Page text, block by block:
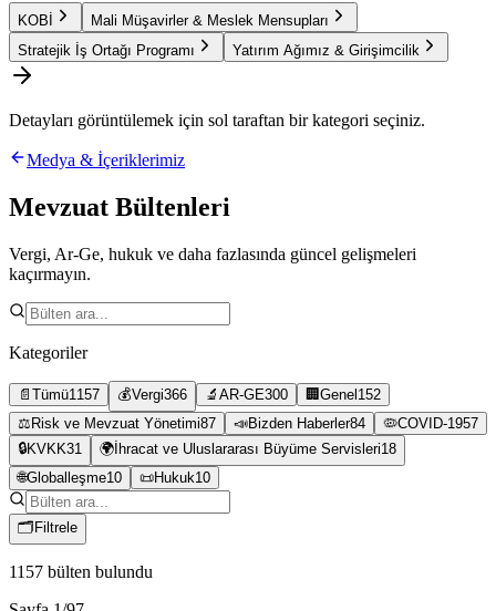
KOBİ
Mali Müşavirler & Meslek Mensupları
Stratejik İş Ortağı Programı
Yatırım Ağımız & Girişimcilik
Detayları görüntülemek için sol taraftan bir kategori seçiniz.
Medya & İçeriklerimiz
Mevzuat Bültenleri
Vergi, Ar-Ge, hukuk ve daha fazlasında güncel gelişmeleri
kaçırmayın.
Kategoriler
📄 Tümü1157 💰Vergi366 🔬 AR-GE300 🏢 Genel 152
⚖️ Risk ve Mevzuat Yönetimi87 📣Bizden Haberler84 🦠COVID-1957
🔒KVKK31 🌍 İhracat ve Uluslararası Büyüme Servisleri18
🌐Globalleşme10 📜Hukuk10
🗂 Filtrele
1157 bülten bulundu